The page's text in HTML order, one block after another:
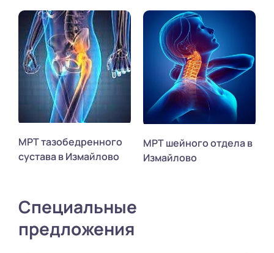
МРТ тазобедренного
сустава в Измайлово
МРТ шейного отдела в
Измайлово
Специальные
предложения